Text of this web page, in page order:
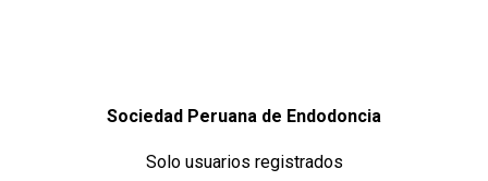
Sociedad Peruana de Endodoncia
Solo usuarios registrados